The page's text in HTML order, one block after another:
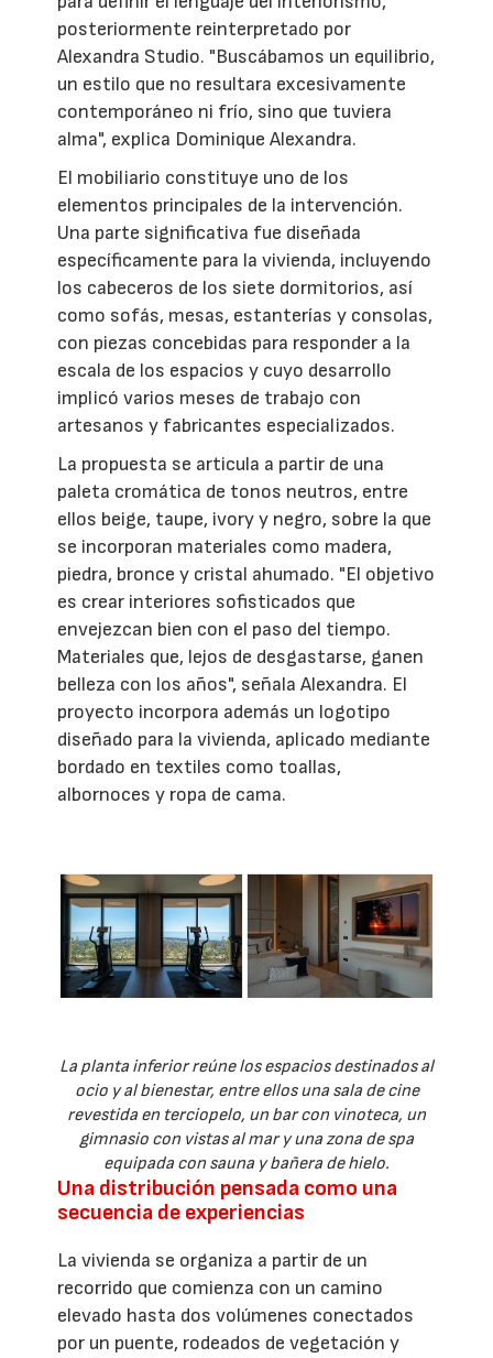
posteriormente reinterpretado por
Alexandra Studio. "Buscábamos un equilibrio,
un estilo que no resultara excesivamente
contemporáneo ni frío, sino que tuviera
alma", explica Dominique Alexandra.
El mobiliario constituye uno de los
elementos principales de la intervención.
Una parte significativa fue diseñada
específicamente para la vivienda, incluyendo
los cabeceros de los siete dormitorios, así
como sofás, mesas, estanterías y consolas,
con piezas concebidas para responder a la
escala de los espacios y cuyo desarrollo
implicó varios meses de trabajo con
artesanos y fabricantes especializados.
La propuesta se articula a partir de una
paleta cromática de tonos neutros, entre
ellos beige, taupe, ivory y negro, sobre la que
se incorporan materiales como madera,
piedra, bronce y cristal ahumado. "El objetivo
es crear interiores sofisticados que
envejezcan bien con el paso del tiempo.
Materiales que, lejos de desgastarse, ganen
belleza con los años", señala Alexandra. El
proyecto incorpora además un logotipo
diseñado para la vivienda, aplicado mediante
bordado en textiles como toallas,
albornoces y ropa de cama.
La planta inferior reúne los espacios destinados al
ocio y al bienestar, entre ellos una sala de cine
revestida en terciopelo, un bar con vinoteca, un
gimnasio con vistas al mar y una zona de spa
equipada con sauna y bañera de hielo.
Una distribución pensada como una
secuencia de experiencias
La vivienda se organiza a partir de un
recorrido que comienza con un camino
elevado hasta dos volúmenes conectados
por un puente, rodeados de vegetación y